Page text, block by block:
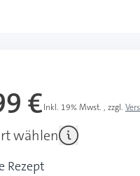
€Inkl. 19% Mwst. , zzgl.
wählen
Rezept